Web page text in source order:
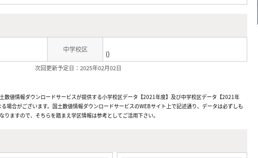
中学校区
()
次回更新予定日：2025年02月02日
数値情報ダウンロードサービスが提供する小学校区データ【2021年度】及び中学校区データ【2021年
場合がございます。国土数値情報ダウンロードサービスのWEBサイト上で記述通り、データは必ずしも
ますので、そちらを踏まえ学区情報は参考としてご活用下さい。